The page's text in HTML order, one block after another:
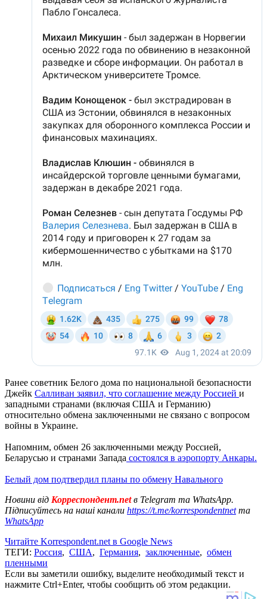
Ранее советник Белого дома по национальной безопасности
Джейк Салливан заявил, что соглашение между Россией и
западными странами (включая США и Германию)
относительно обмена заключенными не связано с вопросом
войны в Украине.
Напомним, обмен 26 заключенными между Россией,
Беларусью и странами Запада состоялся в аэропорту Анкары.
Белый дом подтвердил планы по обмену Навального
Новини від Корреспондент.netв Telegram та WhatsApp.
Підписуйтесь на наші канали https://t.me/korrespondentnetта
WhatsApp
Читайте Korrespondent.net в Google News
ТЕГИ: Россия, США, Германия, заключенные, обмен
пленными
Если вы заметили ошибку, выделите необходимый текст и
нажмите Ctrl+Enter, чтобы сообщить об этом редакции.